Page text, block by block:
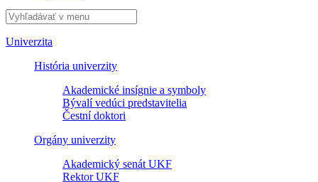
Univerzita
História univerzity
Akademické insígnie a symboly
Bývalí vedúci predstavitelia
Čestní doktori
Orgány univerzity
Akademický senát UKF
Rektor UKF